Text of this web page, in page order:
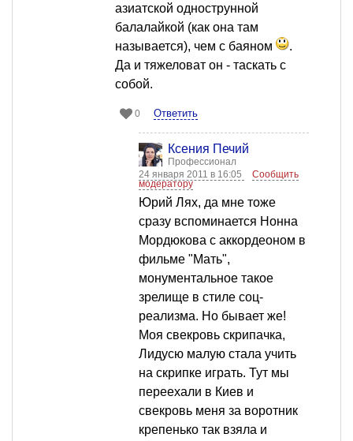
азиатской однострунной
балалайкой (как она там
называется), чем с баяном
.
Да и тяжеловат он - таскать с
собой.
0 Ответить
Ксения Печий
Профессионал
24 января 2011 в 16:05
Сообщить
модератору
Юрий Лях, да мне тоже
сразу вспоминается Нонна
Мордюкова с аккордеоном в
фильме "Мать",
монументальное такое
зрелище в стиле соц-
реализма. Но бывает же!
Моя свекровь скрипачка,
Лидусю малую стала учить
на скрипке играть. Тут мы
переехали в Киев и
свекровь меня за воротник
крепенько так взяла и